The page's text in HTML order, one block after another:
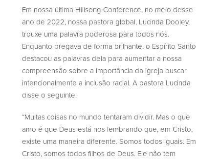
Em nossa última Hillsong Conference, no meio desse
ano de 2022, nossa pastora global, Lucinda Dooley,
trouxe uma palavra poderosa para todos nós.
Enquanto pregava de forma brilhante, o Espírito Santo
destacou as palavras dela para aumentar a nossa
compreensão sobre a importância da igreja buscar
intencionalmente a inclusão racial. A pastora Lucinda
disse o seguinte:
“Muitas coisas no mundo tentaram dividir. Mas o que
amo é que Deus está nos lembrando que, em Cristo,
existe uma maneira diferente. Somos todos iguais. Em
Cristo, somos todos filhos de Deus. Ele não tem